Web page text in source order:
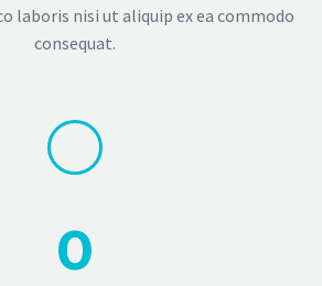
laboris nisi ut aliquip ex ea commodo
consequat.
0